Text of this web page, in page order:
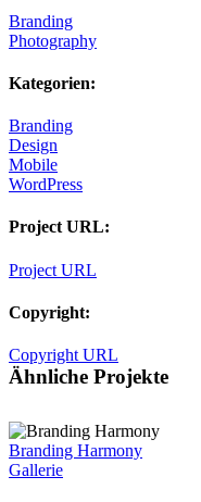
Branding
Photography
Kategorien:
Branding
Design
Mobile
WordPress
Project URL:
Project URL
Copyright:
Copyright URL
Ähnliche Projekte
Branding Harmony
Gallerie